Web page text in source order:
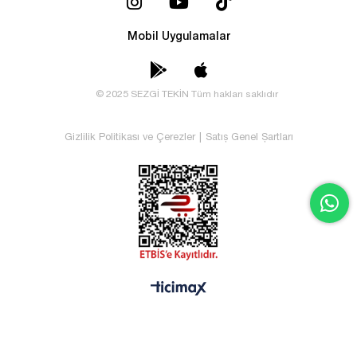
Mobil Uygulamalar
© 2025 SEZGİ TEKİN Tüm hakları saklıdır
Gizlilik Politikası ve Çerezler Satış Genel Şartları